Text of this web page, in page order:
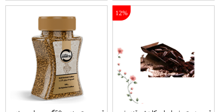
12%